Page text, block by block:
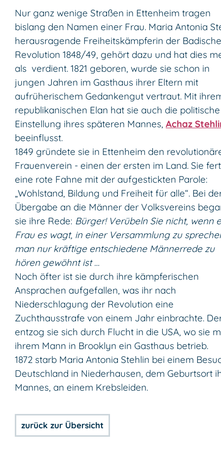
Nur ganz wenige Straßen in Ettenheim tragen
bislang den Namen einer Frau. Maria Antonia
herausragende Freiheitskämpferin der
Revolution 1848/49, gehört dazu und hat dies
als verdient. 1821 geboren, wurde sie schon in
jungen Jahren im Gasthaus ihrer Eltern mit
aufrüherischem Gedankengut vertraut. Mit
republikanischen Elan hat sie auch die politische
Einstellung ihres späteren Mannes, Achaz
beeinflusst.
1849 gründete sie in Ettenheim den
Frauenverein - einen der ersten im Land. Sie
eine rote Fahne mit der aufgestickten Parole:
„Wohlstand, Bildung und Freiheit für alle“. Bei
Übergabe an die Männer der Volksvereins
sie ihre Rede: Bürger! Verübeln Sie nicht, wenn
Frau es wagt, in einer Versammlung zu
man nur kräftige entschiedene Männerrede zu
hören gewöhnt ist …
Noch öfter ist sie durch ihre kämpferischen
Ansprachen aufgefallen, was ihr nach
Niederschlagung der Revolution eine
Zuchthausstrafe von einem Jahr einbrachte.
entzog sie sich durch Flucht in die USA, wo sie
ihrem Mann in Brooklyn ein Gasthaus betrieb.
1872 starb Maria Antonia Stehlin bei einem
Deutschland in Niederhausen, dem Geburtsort
Mannes, an einem Krebsleiden.
zurück zur Übersicht